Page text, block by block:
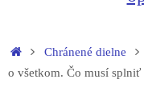
HomeChránené dielne
o všetkom. Čo musí